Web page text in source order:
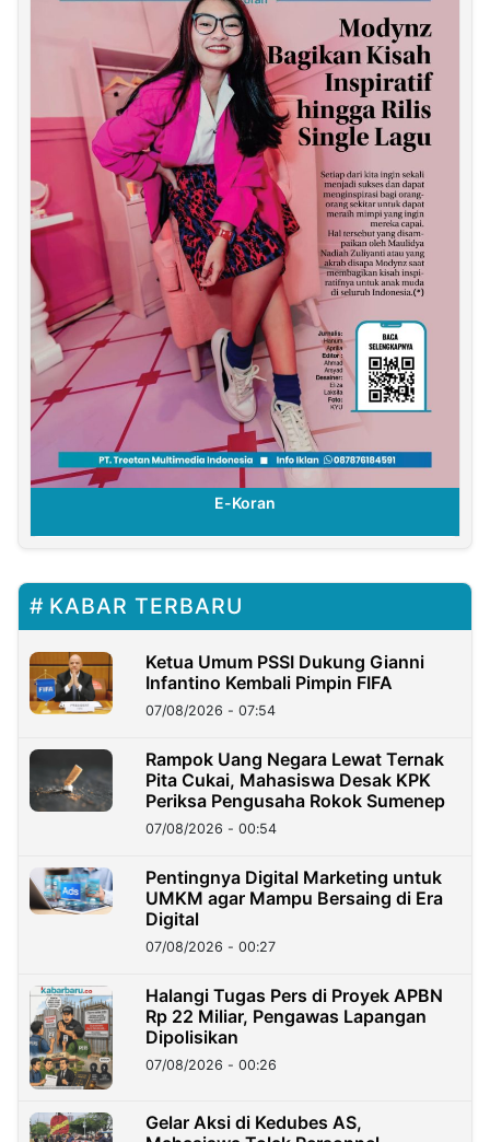
E-Koran
KABAR TERBARU
Ketua Umum PSSI Dukung Gianni
Infantino Kembali Pimpin FIFA
07/08/2026 - 07:54
Rampok Uang Negara Lewat Ternak
Pita Cukai, Mahasiswa Desak KPK
Periksa Pengusaha Rokok Sumenep
07/08/2026 - 00:54
Pentingnya Digital Marketing untuk
UMKM agar Mampu Bersaing di Era
Digital
07/08/2026 - 00:27
Halangi Tugas Pers di Proyek APBN
Rp 22 Miliar, Pengawas Lapangan
Dipolisikan
07/08/2026 - 00:26
Gelar Aksi di Kedubes AS,